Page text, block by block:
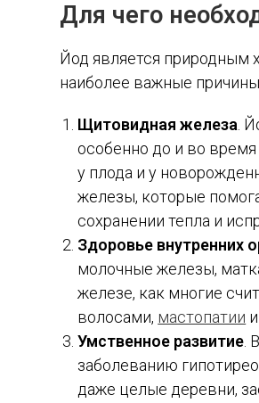
Для чего
Йод является природным
наиболее важные
Щитовидная железа .
особенно до и во
у плода и у
железы, которые
сохранении тепла и
Здоровье внутренних
молочные железы,
железе, как многие
волосами, мастопатии
Умственное развитие .
заболеванию
даже целые деревни,